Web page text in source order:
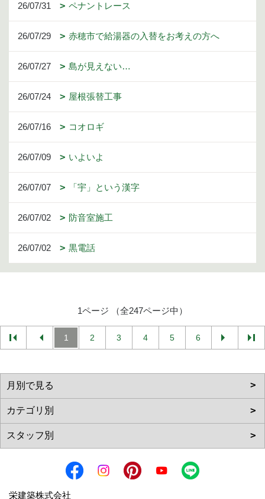
26/07/31 ペナントレース
26/07/29 赤穂市で給湯器の入替をお考えの方へ
26/07/27 島が見えない…
26/07/24 屋根張替工事
26/07/16 コオロギ
26/07/09 いよいよ
26/07/07 「宇」という漢字
26/07/02 防音室施工
26/07/02 黒電話
1ページ （全247ページ中）
1 2 3 4 5 6
栄建築株式会社